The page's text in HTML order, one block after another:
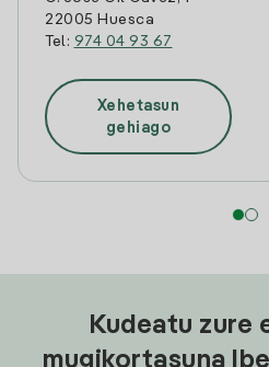
22005 Huesca
Tel: 974 04 93 67
Xehetasun
gehiago
Kudeatu zure
mugikortasuna